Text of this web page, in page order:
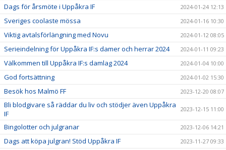
Dags för årsmöte i Uppåkra IF 2024-01-24 12:13
Sveriges coolaste mössa 2024-01-16 10:30
Viktig avtalsförlängning med Novu 2024-01-12 08:05
Serieindelning för Uppåkra IF:s damer och herrar 2024 2024-01-11 09:23
Välkommen till Uppåkra IF:s damlag 2024 2024-01-04 10:00
God fortsättning 2024-01-02 15:30
Besök hos Malmö FF 2023-12-20 08:07
Bli blodgivare så räddar du liv och stödjer även Uppåkra
IF
2023-12-15 11:00
Bingolotter och julgranar 2023-12-06 14:21
Dags att köpa julgran! Stöd Uppåkra IF 2023-11-27 09:33